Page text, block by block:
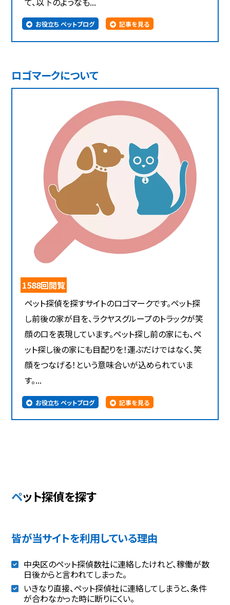
お役立ち ペットブログ 記事を見る
ロゴマークについて
1588回閲覧
ペット探偵を探すサイトのロゴマークです。ペット探
し前後の家が目を、ラクヤスグループのトラックが笑
顔の口を表現しています。ペット探し前の家にも、ペ
ット探し後の家にも目配りを！運ぶだけではなく、笑
顔をつなげる！という意味合いが込められていま
す。...
お役立ち ペットブログ 記事を見る
ペット探偵を探す
皆が当サイトを利用している理由
中央区のペット探偵数社に連絡したけれど、稼働が数
日後からと言われてしまった。
いきなり直接、ペット探偵社に連絡してしまうと、条件
が合わなかった時に断りにくい。